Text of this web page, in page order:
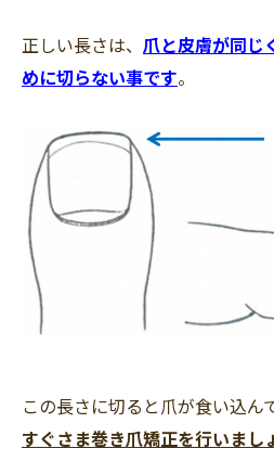
正しい長さは、 爪と皮膚が同じ
めに切らない事です。
この長さに切ると爪が食い込ん
すぐさま巻き爪矯正を行いまし